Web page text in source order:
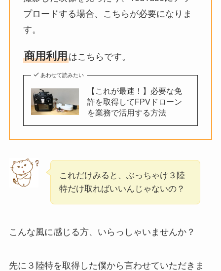
プロードする場合、こちらが必要になりま
す。
商用利用はこちらです。
あわせて読みたい
【これが最速！】必要な免
許を取得してFPVドローン
を業務で活用する方法
これだけみると、ぶっちゃけ３陸
特だけ取ればいいんじゃないの？
こんな風に感じる方、いらっしゃいませんか？
先に３陸特を取得した僕から言わせていただきま